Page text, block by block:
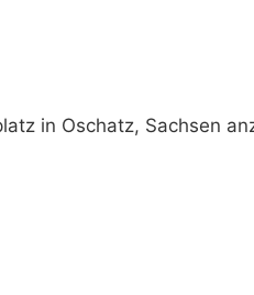
in Oschatz, Sachsen